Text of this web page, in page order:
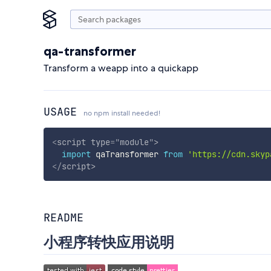
qa-transformer
Transform a weapp into a quickapp
USAGE no npm install needed!
<script type="module">
import qaTransformer from 'https://
</script>
README
小程序转快应用说明